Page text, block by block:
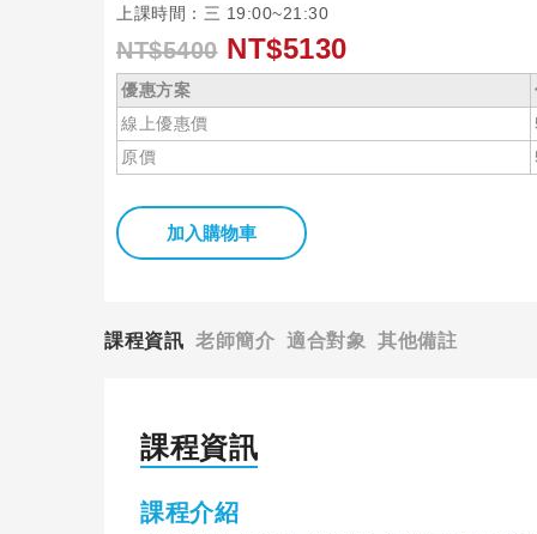
上課時間：三 19:00~21:30
NT$5400 NT$5130
優惠方案
線上優惠價
原價
加入購物車
課程資訊 老師簡介 適合對象 其他備註
課程資訊
課程介紹